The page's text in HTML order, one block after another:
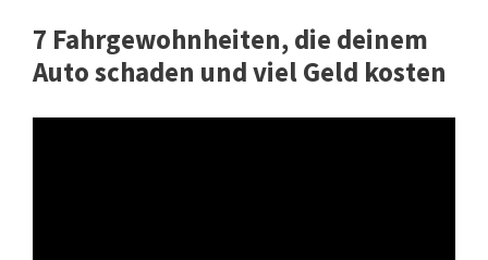
7 Fahrgewohnheiten, die deinem
Auto schaden und viel Geld kosten